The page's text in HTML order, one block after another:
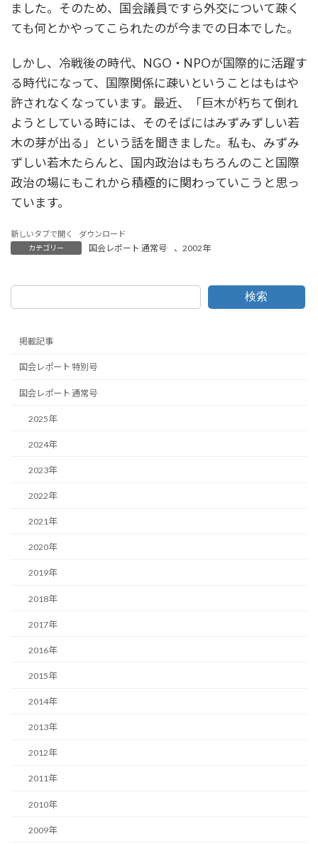
ました。そのため、国会議員ですら外交について疎く
ても何とかやってこられたのが今までの日本でした。
しかし、冷戦後の時代、NGO・NPOが国際的に活躍す
る時代になって、国際関係に疎いということはもはや
許されなくなっています。最近、「巨木が朽ちて倒れ
ようとしている時には、そのそばにはみずみずしい若
木の芽が出る」という話を聞きました。私も、みずみ
ずしい若木たらんと、国内政治はもちろんのこと国際
政治の場にもこれから積極的に関わっていこうと思っ
ています。
新しいタブで開く ダウンロード
カテゴリー 国会レポート 通常号 、 2002年
検索
掲載記事
国会レポート 特別号
国会レポート 通常号
2025年
2024年
2023年
2022年
2021年
2020年
2019年
2018年
2017年
2016年
2015年
2014年
2013年
2012年
2011年
2010年
2009年